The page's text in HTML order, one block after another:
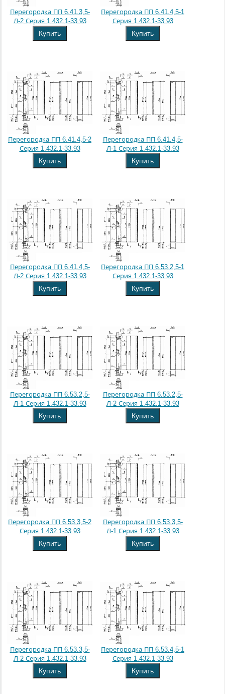
Перегородка ПП 6.41.3,5-
Л-2 Серия 1.432.1-33.93
Купить
Перегородка ПП 6.41.4,5-1
Серия 1.432.1-33.93
Купить
Перегородка ПП 6.41.4,5-2
Серия 1.432.1-33.93
Купить
Перегородка ПП 6.41.4,5-
Л-1 Серия 1.432.1-33.93
Купить
Перегородка ПП 6.41.4,5-
Л-2 Серия 1.432.1-33.93
Купить
Перегородка ПП 6.53.2,5-1
Серия 1.432.1-33.93
Купить
Перегородка ПП 6.53.2,5-
Л-1 Серия 1.432.1-33.93
Купить
Перегородка ПП 6.53.2,5-
Л-2 Серия 1.432.1-33.93
Купить
Перегородка ПП 6.53.3,5-2
Серия 1.432.1-33.93
Купить
Перегородка ПП 6.53.3,5-
Л-1 Серия 1.432.1-33.93
Купить
Перегородка ПП 6.53.3,5-
Л-2 Серия 1.432.1-33.93
Купить
Перегородка ПП 6.53.4,5-1
Серия 1.432.1-33.93
Купить